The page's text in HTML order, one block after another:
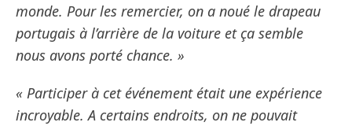
monde. Pour les remercier, on a noué le drapeau
portugais à l’arrière de la voiture et ça semble
nous avons porté chance. »
« Participer à cet événement était une expérience
incroyable. A certains endroits, on ne pouvait